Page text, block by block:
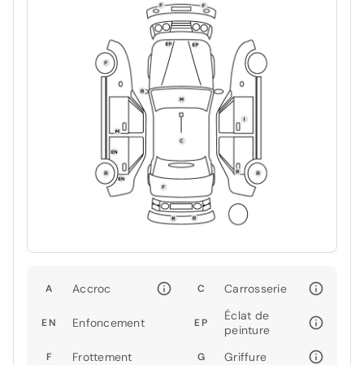
A Accroc C Carrosserie
EN Enfoncement EP
Éclat de
peinture
F Frottement G Griffure